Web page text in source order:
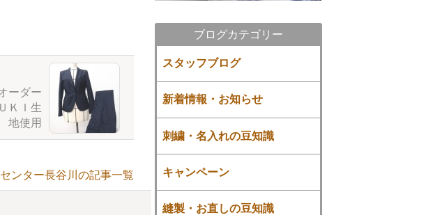
ーダー
ＫＩ生
地使用
ンター長谷川の記事一覧
ブログカテゴリー
スタッフブログ
新着情報・お知らせ
刺繍・名入れの豆知識
キャンペーン
縫製・お直しの豆知識